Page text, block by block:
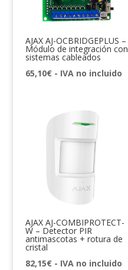
AJAX AJ-OCBRIDGEPLUS –
Módulo de integración con
sistemas cableados
65,10€ - IVA no incluido
AJAX AJ-COMBIPROTECT-
W – Detector PIR
antimascotas + rotura de
cristal
82,15€ - IVA no incluido